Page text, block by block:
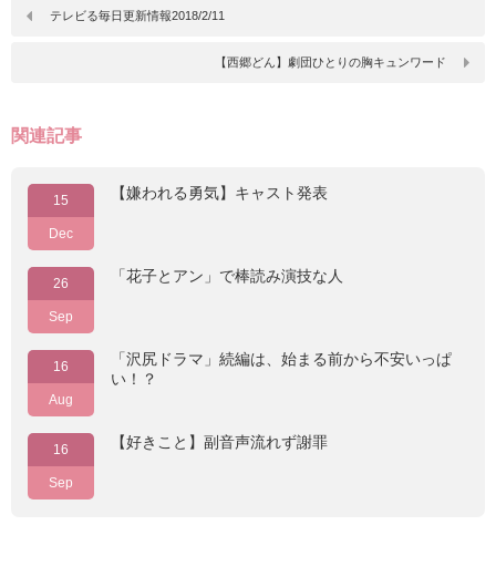
テレビる毎日更新情報2018/2/11
【西郷どん】劇団ひとりの胸キュンワード
関連記事
15
Dec
【嫌われる勇気】キャスト発表
26
Sep
「花子とアン」で棒読み演技な人
16
Aug
「沢尻ドラマ」続編は、始まる前から不安いっぱ
い！？
16
Sep
【好きこと】副音声流れず謝罪